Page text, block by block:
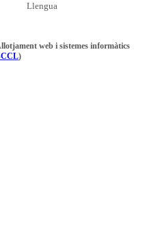
Llengua
web i sistemes informàtics
)